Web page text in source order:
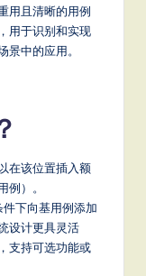
用且清晰的用例
用于识别和实现
中的应用。
在该位置插入额
）。
下向基用例添加
设计更具灵活
支持可选功能或